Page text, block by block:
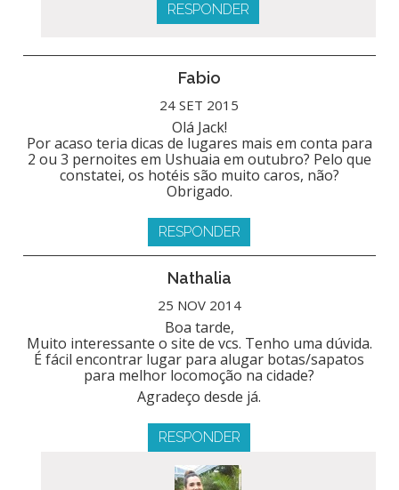
RESPONDER
Fabio
24 SET 2015
Olá Jack!
Por acaso teria dicas de lugares mais em conta para
2 ou 3 pernoites em Ushuaia em outubro? Pelo que
constatei, os hotéis são muito caros, não?
Obrigado.
RESPONDER
Nathalia
25 NOV 2014
Boa tarde,
Muito interessante o site de vcs. Tenho uma dúvida.
É fácil encontrar lugar para alugar botas/sapatos
para melhor locomoção na cidade?
Agradeço desde já.
RESPONDER